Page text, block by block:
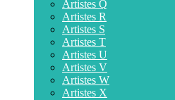
Artistes Q
Artistes R
Artistes S
Artistes T
Artistes U
Artistes V
Artistes W
Artistes X